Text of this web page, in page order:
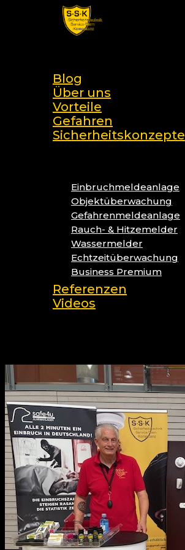
Blog
Über uns
Vorteile
Gefahren
Sicherheitskonzepte
Einbruchmeldeanlage
Objektüberwachung
Gefahrenmeldeanlage
Rauch- & Hitzemelder
Wassermelder
Echtzeitüberwachung
Business Premium
Referenzen
Videos